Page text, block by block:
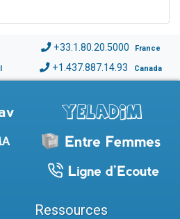
+33.1.80.20.5000 France
+1.437.887.14.93 Canada
Ressources